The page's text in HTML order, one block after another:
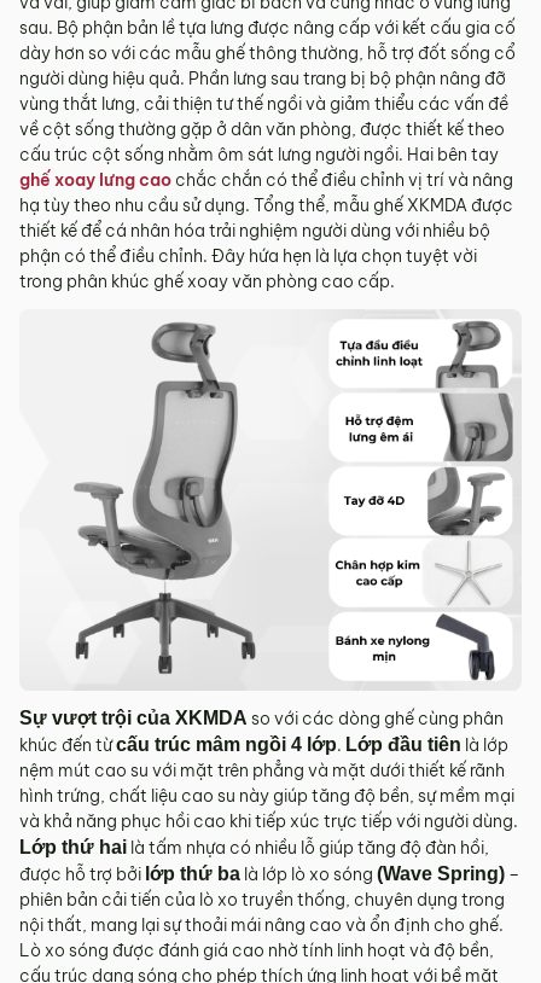
sau. Bộ phận bản lề tựa lưng được nâng cấp với kết cấu gia cố
dày hơn so với các mẫu ghế thông thường, hỗ trợ đốt sống cổ
người dùng hiệu quả. Phần lưng sau trang bị bộ phận nâng đỡ
vùng thắt lưng, cải thiện tư thế ngồi và giảm thiểu các vấn đề
về cột sống thường gặp ở dân văn phòng, được thiết kế theo
cấu trúc cột sống nhằm ôm sát lưng người ngồi. Hai bên tay
ghế xoay lưng cao chắc chắn có thể điều chỉnh vị trí và nâng
hạ tùy theo nhu cầu sử dụng. Tổng thể, mẫu ghế XKMDA được
thiết kế để cá nhân hóa trải nghiệm người dùng với nhiều bộ
phận có thể điều chỉnh. Đây hứa hẹn là lựa chọn tuyệt vời
trong phân khúc ghế xoay văn phòng cao cấp.
Sự vượt trội của XKMDA so với các dòng ghế cùng phân
khúc đến từcấu trúc mâm ngồi 4 lớp. Lớp đầu tiên là lớp
nệm mút cao su với mặt trên phẳng và mặt dưới thiết kế rãnh
hình trứng, chất liệu cao su này giúp tăng độ bền, sự mềm mại
và khả năng phục hồi cao khi tiếp xúc trực tiếp với người dùng.
Lớp thứ hai là tấm nhựa có nhiều lỗ giúp tăng độ đàn hồi,
được hỗ trợ bởi lớp thứ ba là lớp lò xo sóng (Wave Spring) –
phiên bản cải tiến của lò xo truyền thống, chuyên dụng trong
nội thất, mang lại sự thoải mái nâng cao và ổn định cho ghế.
Lò xo sóng được đánh giá cao nhờ tính linh hoạt và độ bền,
cấu trúc dạng sóng cho phép thích ứng linh hoạt với bề mặt
tỉnh/thành phố khác
Các Tỉnh/ Thành khác ngoài khu vực Hà Nội, Đà Nẵng và
TP. Hồ Chí Minh phí vận chuyển sẽ được tính trên từng đơn
hàng theo từng khu vực.
Phí giao hàng sẽ được MyChair thông báo và xác nhận với
khách hàng trước khi tiến hành thanh toán đơn hàng và
giao hàng.
Trong quá trình vận chuyển quý khách có bất kỳ thắc mắc,
phát sinh hoặc góp ý nào vui lòng liên hệ Hotline0942 902
468để nhận được sự hỗ trợ nhanh nhất.
4. Chính sách Đổi trả, Hoàn tiền
Quý khách có thể đổi/trả sản phẩm trong vòng 3
ngày kể từ ngày nhận hàng.
4.1. Các trường hợp được đổi trả sản phẩm
Sản phẩm bị lỗi do nhà sản xuất.
Giao sai sản phẩm, sai mẫu mã so với đơn hàng.
Sản phẩm hư hỏng trong quá trình vận chuyển (rách, xước,
Sản phẩm còn nguyên tình trạng ban đầu, chưa qua sử
dụng, còn nguyên chứng từ mua hàng do MyChair cung
cấp có chữ ký của bên bán và bên mua.
* Trường hợp khách hàng đổi trả sản phẩm mà chúng tôi
không còn sản phẩm thay thế, khách hàng không chọn được
mẫu sản phẩm khác ưng ý thì Quý khách sẽ được hoàn tiền
đúng với số tiền đã mua sản phẩm hoặc Quý khách tiến hành
đặt hàng sản xuất theo yêu cầu.
4.2. Các trường hợp không được đổi trả sản
phẩm
Sản phẩm đã qua sử dụng, sản phẩm có dấu hiệu chỉnh sửa
hoặc tự ý sửa chữa mà không có sự đồng ý của nhà sản
xuất.